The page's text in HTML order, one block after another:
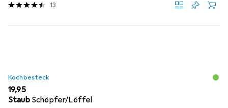
13
Kochbesteck
EUR
19,95
Staub Schöpfer/Löffel